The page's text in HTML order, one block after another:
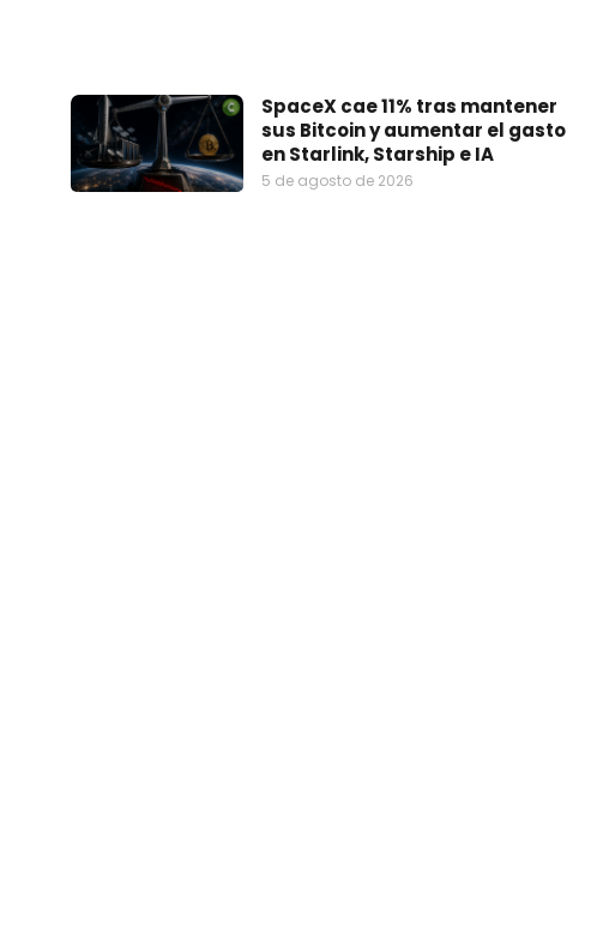
SpaceX cae 11% tras mantener
sus Bitcoin y aumentar el gasto
en Starlink, Starship e IA
5 de agosto de 2026